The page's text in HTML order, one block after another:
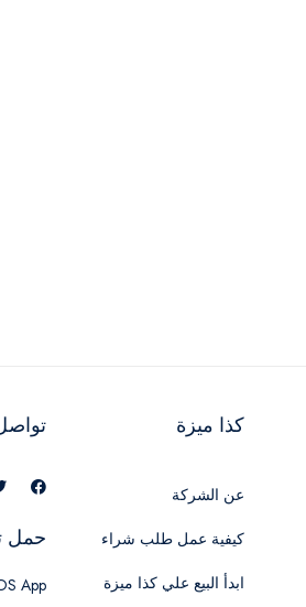
كذا ميزة
عن الشركة
كيفية عمل طلب شراء
ابدأ البيع علي كذا ميزة
حمل
App